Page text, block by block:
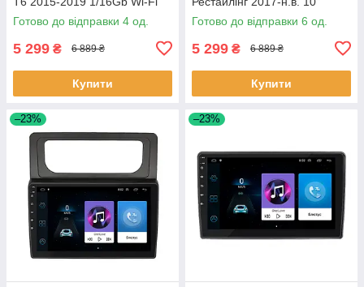
GPS Base Вольксваген 4 шт.
Готово до відправки 4 од.
5 299 ₴ 6 889 ₴
Купити
1/16Gb Wi-Fi GPS Base 6шт
Готово до відправки 6 од.
5 299 ₴ 6 889 ₴
Купити
–23% –23%